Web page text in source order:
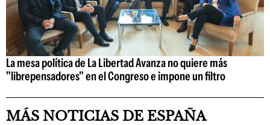
La mesa política de La Libertad Avanza no quiere más
"librepensadores" en el Congreso e impone un filtro
MÁS NOTICIAS DE ESPAÑA